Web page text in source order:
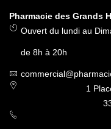
Pharmacie des Grands
Ouvert du lundi au
de 8h à 20h
1